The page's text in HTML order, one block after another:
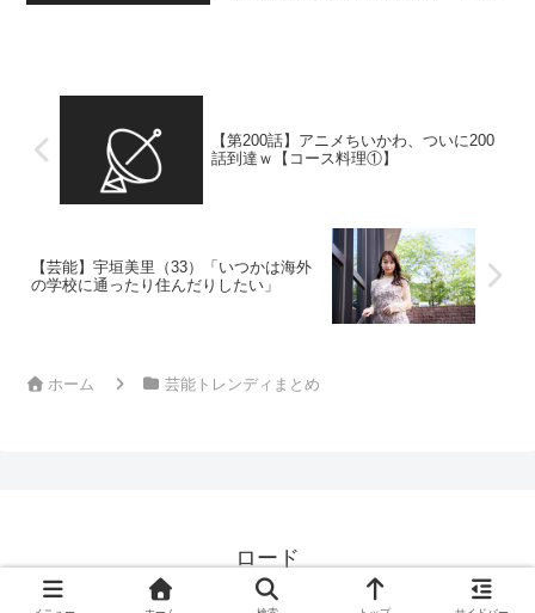
【第200話】アニメちいかわ、ついに200
話到達ｗ【コース料理①】
【芸能】宇垣美里（33）「いつかは海外
の学校に通ったり住んだりしたい」
ホーム 芸能トレンディまとめ
ロード
© 2024 ロード.